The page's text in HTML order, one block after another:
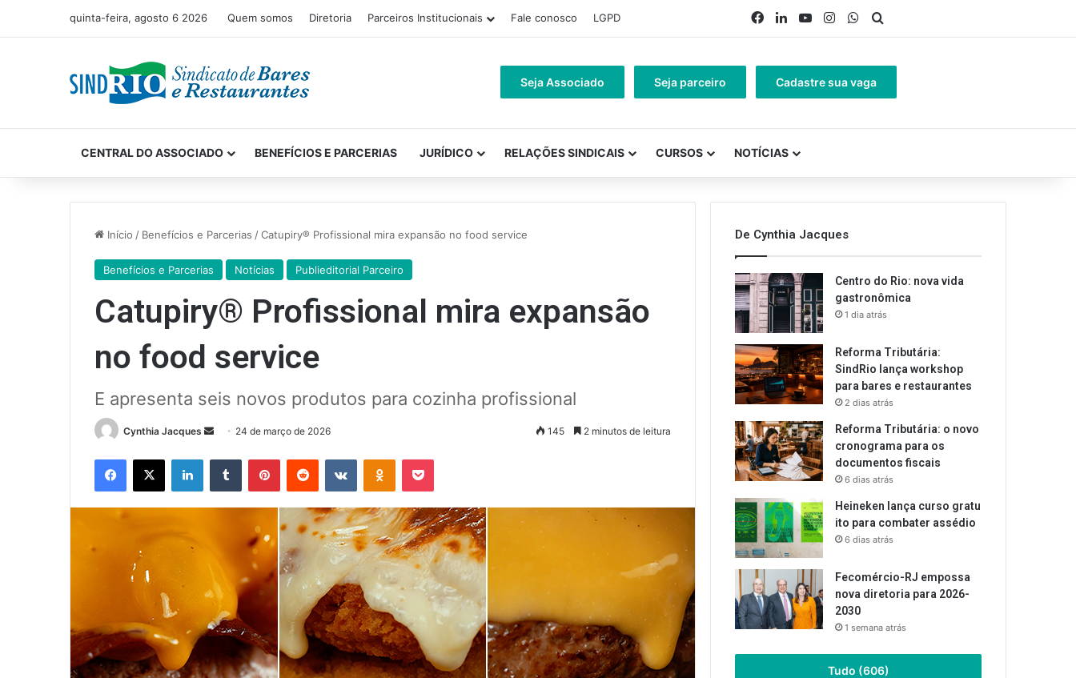
quinta-feira, agosto 6 2026 Quem somos Diretoria Parceiros Institucionais Fale conosco LGPD Facebook
LinkedinYouTubeInstagramWhatsApp
Seja Associado Seja parceiro Cadastre sua vaga
CENTRAL DO ASSOCIADO BENEFÍCIOS E PARCERIAS JURÍDICO RELAÇÕES SINDICAIS CURSOS NOTÍCIAS
Início / Benefícios e Parcerias /Catupiry® Profissional mira expansão no food service
Benefícios e Parcerias Notícias Publieditorial Parceiro
Catupiry® Profissional mira expansão
no food service
E apresenta seis novos produtos para cozinha profissional
Cynthia Jacques
Mande24 de março de 2026 145 2 minutos de leitura
Facebook
X LinkedinTumblr PinterestReddit VK OK Pocket
De Cynthia Jacques
Centro do Rio: nova vida
gastronômica
1 dia atrás
Reforma Tributária:
SindRio lança workshop
para bares e restaurantes
2 dias atrás
Reforma Tributária: o novo
cronograma para os
documentos fiscais
6 dias atrás
Heineken lança curso gratu
ito para combater assédio
6 dias atrás
Fecomércio-RJ empossa
nova diretoria para 2026-
2030
1 semana atrás
Tudo (606)